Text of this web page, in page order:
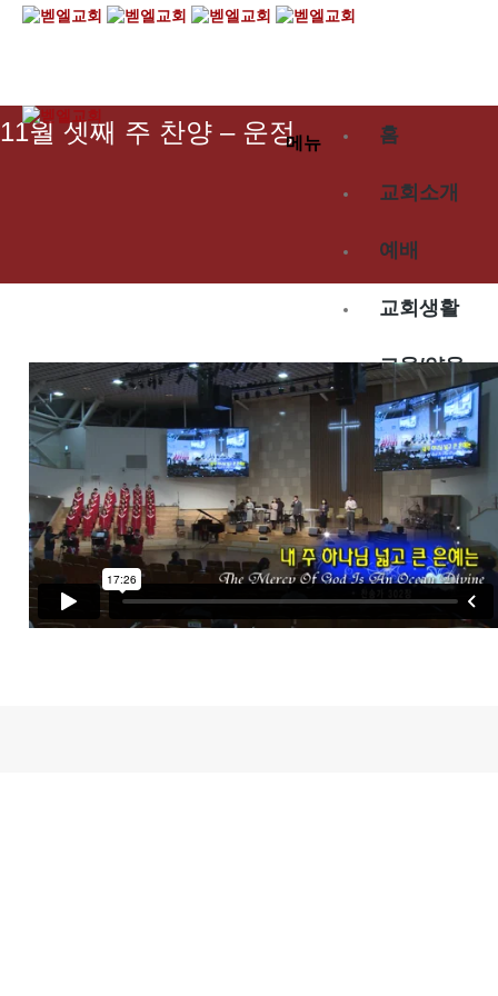
홈
교회소개
예배
교회생활
교육/양육
공동체
벧엘스토리
새가족등록
메뉴
11월 셋째 주 찬양 – 운정